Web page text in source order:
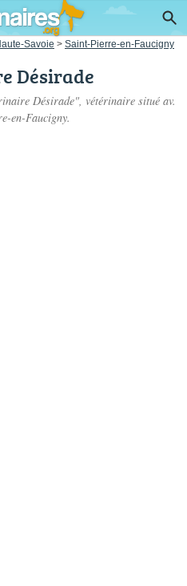
Savoie > Saint-Pierre-en-Faucigny
Désirade
Désirade", vétérinaire situé av.
en-Faucigny.